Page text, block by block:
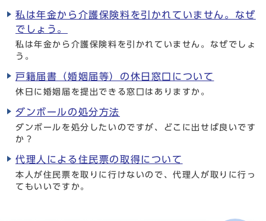
私は年金から介護保険料を引かれていません。なぜ
でしょう。
私は年金から介護保険料を引かれていません。なぜでしょ
う。
戸籍届書（婚姻届等）の休日窓口について
休日に婚姻届を提出できる窓口はありますか。
ダンボールの処分方法
ダンボールを処分したいのですが、どこに出せば良いです
か？
代理人による住民票の取得について
本人が住民票を取りに行けないので、代理人が取りに行っ
てもいいですか。